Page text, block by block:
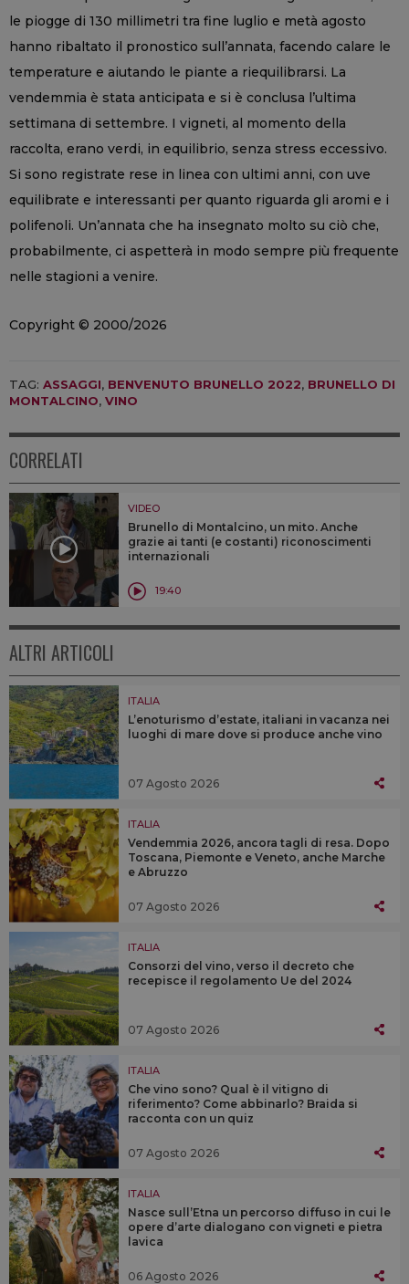
le piogge di 130 millimetri tra fine luglio e metà agosto
hanno ribaltato il pronostico sull’annata, facendo calare le
temperature e aiutando le piante a riequilibrarsi. La
vendemmia è stata anticipata e si è conclusa l’ultima
settimana di settembre. I vigneti, al momento della
raccolta, erano verdi, in equilibrio, senza stress eccessivo.
Si sono registrate rese in linea con ultimi anni, con uve
equilibrate e interessanti per quanto riguarda gli aromi e i
polifenoli. Un’annata che ha insegnato molto su ciò che,
probabilmente, ci aspetterà in modo sempre più frequente
nelle stagioni a venire.
Copyright © 2000/2026
TAG: ASSAGGI, BENVENUTO BRUNELLO 2022, BRUNELLO DI
MONTALCINO, VINO
CORRELATI
VIDEO
Brunello di Montalcino, un mito. Anche
grazie ai tanti (e costanti) riconoscimenti
internazionali
19:40
ALTRI ARTICOLI
ITALIA
L’enoturismo d’estate, italiani in vacanza nei
luoghi di mare dove si produce anche vino
07 Agosto 2026
ITALIA
Vendemmia 2026, ancora tagli di resa. Dopo
Toscana, Piemonte e Veneto, anche Marche
e Abruzzo
07 Agosto 2026
ITALIA
Consorzi del vino, verso il decreto che
recepisce il regolamento Ue del 2024
07 Agosto 2026
ITALIA
Che vino sono? Qual è il vitigno di
riferimento? Come abbinarlo? Braida si
racconta con un quiz
07 Agosto 2026
ITALIA
Nasce sull’Etna un percorso diffuso in cui le
opere d’arte dialogano con vigneti e pietra
lavica
06 Agosto 2026